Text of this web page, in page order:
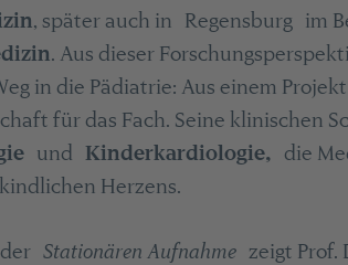
, später auch in Regensburg im
. Aus dieser
in die Pädiatrie: Aus einem
für das Fach. Seine klinischen
und Kinderkardiologie, die
Herzens.
der Stationären Aufnahmezeigt Prof.